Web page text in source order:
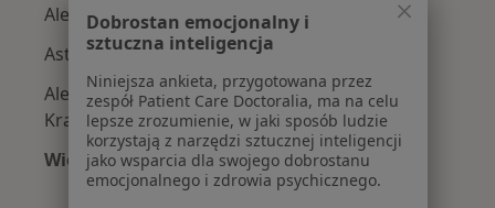
Alergie skórne w Krakowie
Astma w Krakowie
Alergiczne kontaktowe zapalenie skóry w
Krakowie
Więcej (15)
Więcej w kategorii: Najczęście leczone
Dobrostan emocjonalny i
sztuczna inteligencja
Niniejsza ankieta, przygotowana przez
zespół Patient Care Doctoralia, ma na celu
lepsze zrozumienie, w jaki sposób ludzie
korzystają z narzędzi sztucznej inteligencji
jako wsparcia dla swojego dobrostanu
emocjonalnego i zdrowia psychicznego.